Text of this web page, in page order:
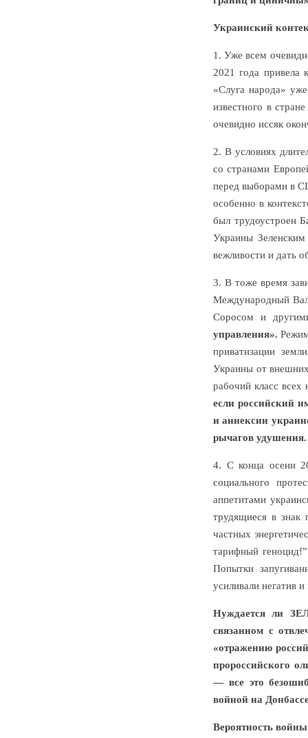
Украинский
1. Уже всем
2021 года привела
«Слуга народа»
известного в
очевидно иссяк
2. В условиях
со странами
перед выборами в
особенно в
был трудоустроен
Украины
вежливости и дать
3. В тоже время
Международный
Соросом и
управления».
приватизации
Украины от
рабочий класс
если российский
и аннексии
рычагов удушения.
4. С конца осени
социального
аппетитами
трудящиеся в знак
частных
тарифный
Попытки
усиливали негатив
Нуждается ли
связанном с
«отражению
пророссийского
— все это
войной на
Вероятность